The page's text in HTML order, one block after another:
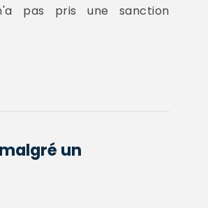
pas pris une sanction
un